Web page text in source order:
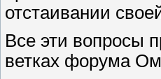
отстаивании
Все эти вопросы
ветках форума